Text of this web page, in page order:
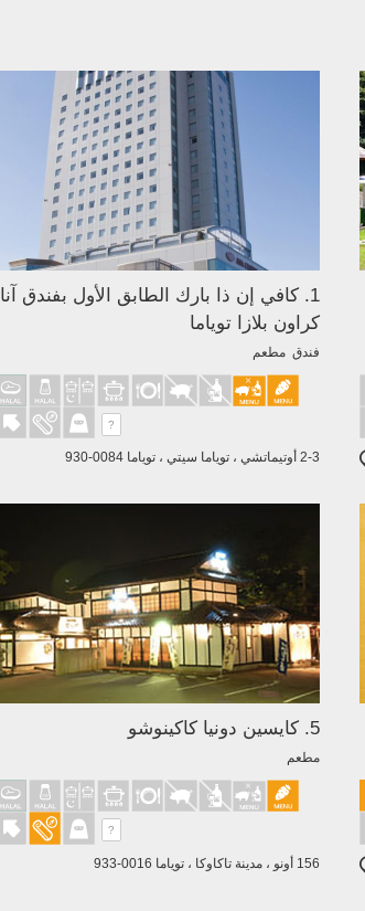
1. كافي إن ذا بارك الطابق الأول بفندق آنا
كراون بلازا توياما
فندق مطعم
?
2-3 أوتيماتشي ، توياما سيتي ، توياما 0084-930
5. كايسين دونيا كاكينوشو
مطعم
?
156 أونو ، مدينة تاكاوكا ، توياما 0016-933